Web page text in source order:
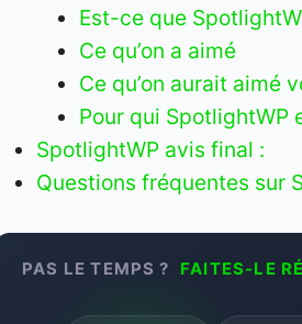
Est-ce que
Ce qu’on a aimé
Ce qu’on aurait aimé
Pour qui SpotlightWP
SpotlightWP avis final :
Questions fréquentes sur
PAS LE TEMPS ? FAITES-LE